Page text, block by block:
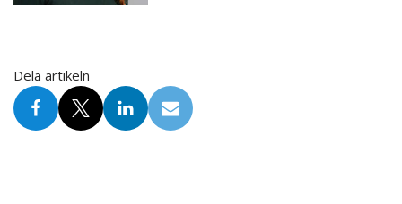
Dela artikeln